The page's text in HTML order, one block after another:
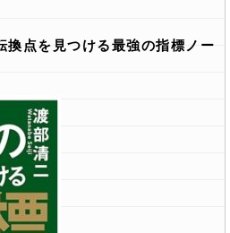
換点を見つける最強の指標ノー